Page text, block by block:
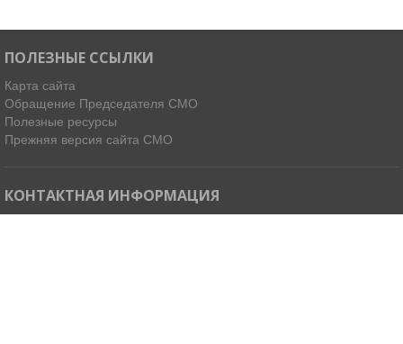
ПОЛЕЗНЫЕ ССЫЛКИ
Карта сайта
Обращение Председателя СМО
Полезные ресурсы
Прежняя версия сайта СМО
КОНТАКТНАЯ ИНФОРМАЦИЯ